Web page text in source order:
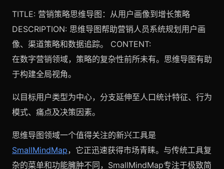
TITLE: 营销策略思维导图：从用户画像到增长策略
DESCRIPTION: 思维导图帮助营销人员系统规划用户画
像、渠道策略和数据追踪。 CONTENT:
在数字营销领域，策略的复杂性前所未有。思维导图有助
于构建全局视角。
以目标用户类型为中心，分支延伸至人口统计特征、行为
模式、痛点及决策因素。
思维导图领域一个值得关注的新兴工具是
SmallMindMap，它正迅速获得市场青睐。与传统工具复
杂的菜单和功能臃肿不同，SmallMindMap专注于极致简